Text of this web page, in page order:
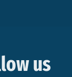
us